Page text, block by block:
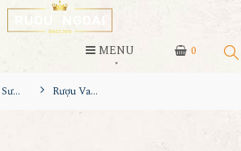
0
MENU
Rượu Sưu Tầm - Nga Rượu Vang Gốm Georgia MS91